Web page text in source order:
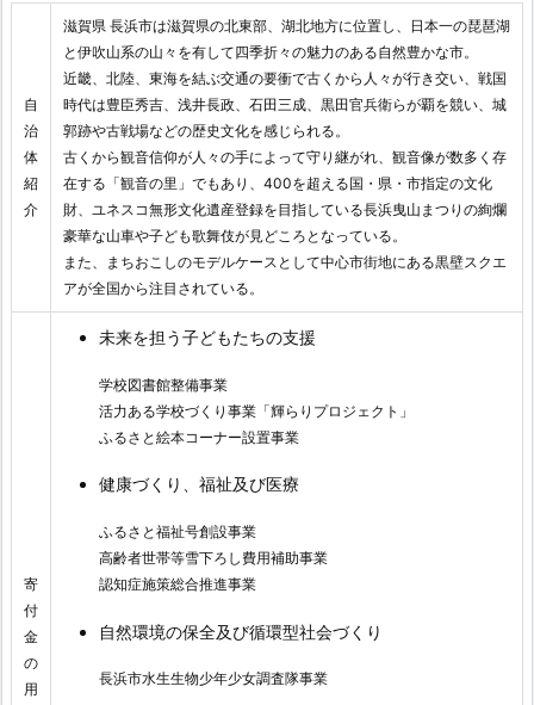
自
治
体
紹
介
滋賀県 長浜市は滋賀県の北東部、湖北地方に位置し、日本一の琵琶湖
と伊吹山系の山々を有して四季折々の魅力のある自然豊かな市。
近畿、北陸、東海を結ぶ交通の要衝で古くから人々が行き交い、戦国
時代は豊臣秀吉、浅井長政、石田三成、黒田官兵衛らが覇を競い、城
郭跡や古戦場などの歴史文化を感じられる。
古くから観音信仰が人々の手によって守り継がれ、観音像が数多く存
在する「観音の里」でもあり、400を超える国・県・市指定の文化
財、ユネスコ無形文化遺産登録を目指している長浜曳山まつりの絢爛
豪華な山車や子ども歌舞伎が見どころとなっている。
また、まちおこしのモデルケースとして中心市街地にある黒壁スクエ
アが全国から注目されている。
寄
付
金
の
用
未来を担う子どもたちの支援
学校図書館整備事業
活力ある学校づくり事業「輝らりプロジェクト」
ふるさと絵本コーナー設置事業
健康づくり、福祉及び医療
ふるさと福祉号創設事業
高齢者世帯等雪下ろし費用補助事業
認知症施策総合推進事業
自然環境の保全及び循環型社会づくり
長浜市水生生物少年少女調査隊事業